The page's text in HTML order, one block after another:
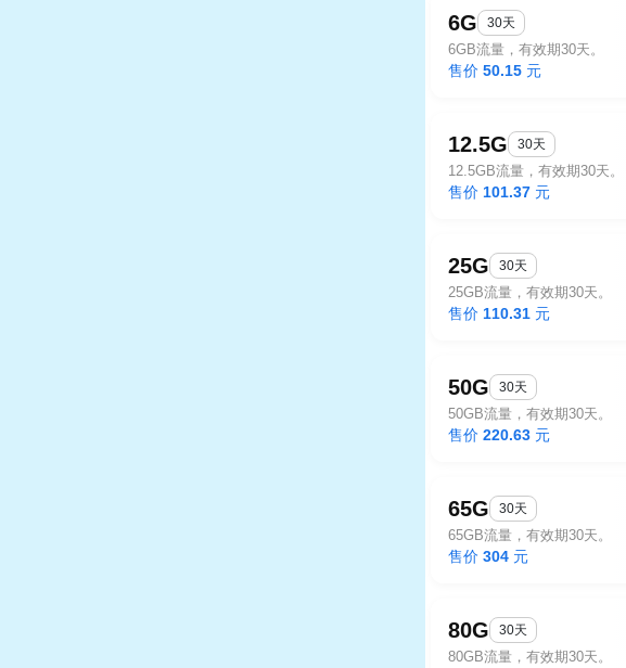
6G 30天
6GB流量，有效期30天。
售价 50.15 元
12.5G 30天
12.5GB流量，有效期30天。
售价 101.37 元
25G 30天
25GB流量，有效期30天。
售价 110.31 元
50G 30天
50GB流量，有效期30天。
售价 220.63 元
65G 30天
65GB流量，有效期30天。
售价 304 元
80G 30天
80GB流量，有效期30天。